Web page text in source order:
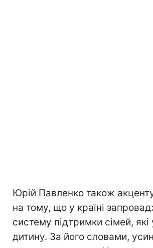
Юрій Павленко також
на тому, що у країні
систему підтримки сімей,
дитину. За його словами,